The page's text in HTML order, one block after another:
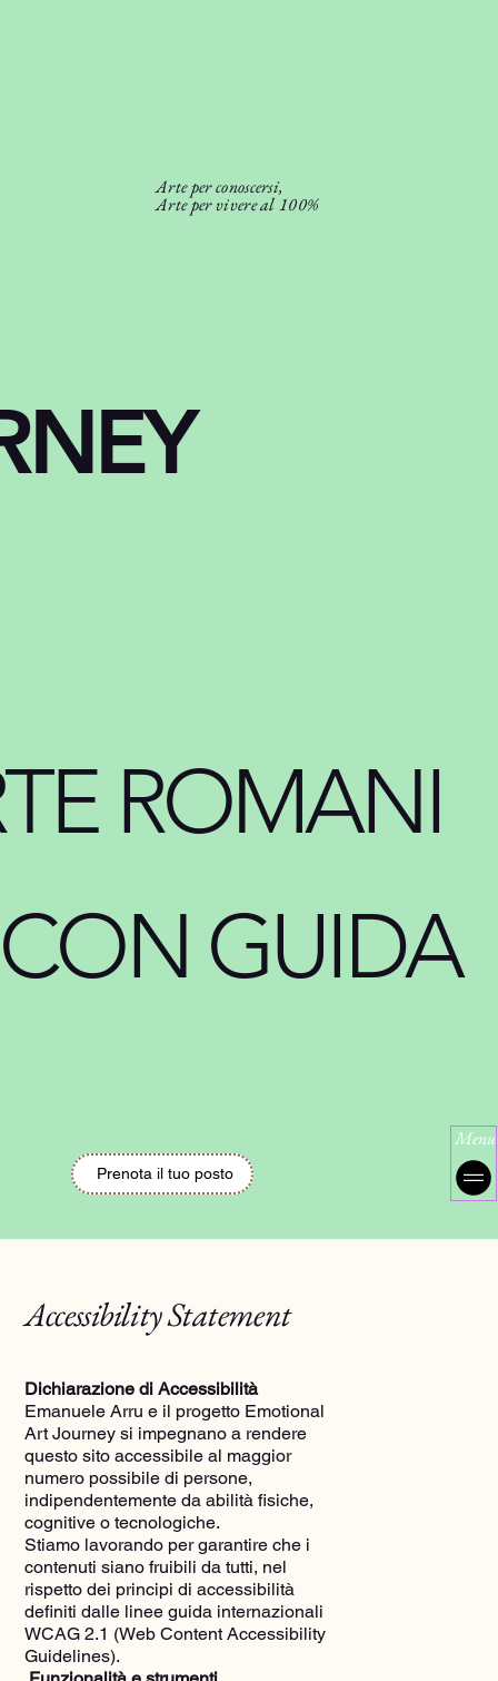
Arte per conoscersi,
Arte per vivere al 100%
ROMANI
CON GUIDA
Prenota il tuo posto
Menu
Accessibility Statement
Dichiarazione di Accessibilità
Emanuele Arru e il progetto Emotional
Art Journey si impegnano a rendere
questo sito accessibile al maggior
numero possibile di persone,
indipendentemente da abilità fisiche,
cognitive o tecnologiche.
Stiamo lavorando per garantire che i
contenuti siano fruibili da tutti, nel
rispetto dei principi di accessibilità
definiti dalle linee guida internazionali
WCAG 2.1 (Web Content Accessibility
Guidelines).